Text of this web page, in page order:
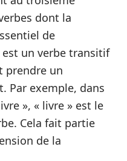
dont la
de
un verbe transitif
prendre un
Par exemple, dans
», « livre » est le
Cela fait partie
de la